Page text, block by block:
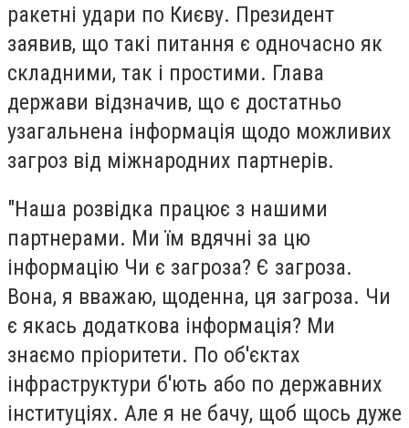
ракетні удари по Києву. Президент
заявив, що такі питання є одночасно як
складними, так і простими. Глава
держави відзначив, що є достатньо
узагальнена інформація щодо можливих
загроз від міжнародних партнерів.
"Наша розвідка працює з нашими
партнерами. Ми їм вдячні за цю
інформацію Чи є загроза? Є загроза.
Вона, я вважаю, щоденна, ця загроза. Чи
є якась додаткова інформація? Ми
знаємо пріоритети. По об'єктах
інфраструктури б'ють або по державних
інституціях. Але я не бачу, щоб щось дуже